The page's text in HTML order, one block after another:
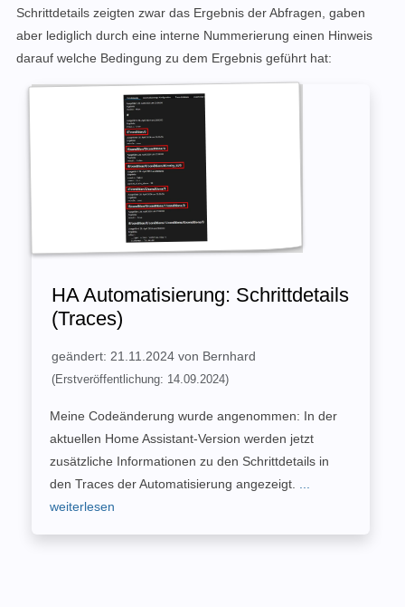
Schrittdetails zeigten zwar das Ergebnis der Abfragen, gaben
aber lediglich durch eine interne Nummerierung einen Hinweis
darauf welche Bedingung zu dem Ergebnis geführt hat:
HA Automatisierung: Schrittdetails
(Traces)
geändert: 21.11.2024 von Bernhard
(Erstveröffentlichung: 14.09.2024)
Meine Codeänderung wurde angenommen: In der
aktuellen Home Assistant-Version werden jetzt
zusätzliche Informationen zu den Schrittdetails in
den Traces der Automatisierung angezeigt. ...
weiterlesen